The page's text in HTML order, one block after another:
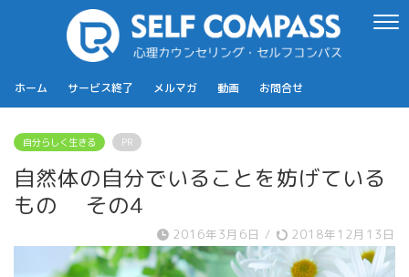
ホーム サービス終了 メルマガ 動画 お問合せ
自分らしく生きる PR
自然体の自分でいることを妨げている
もの その4
2016年3月6日 / 2018年12月13日